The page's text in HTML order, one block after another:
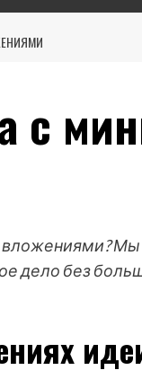
с
Мы
дело без